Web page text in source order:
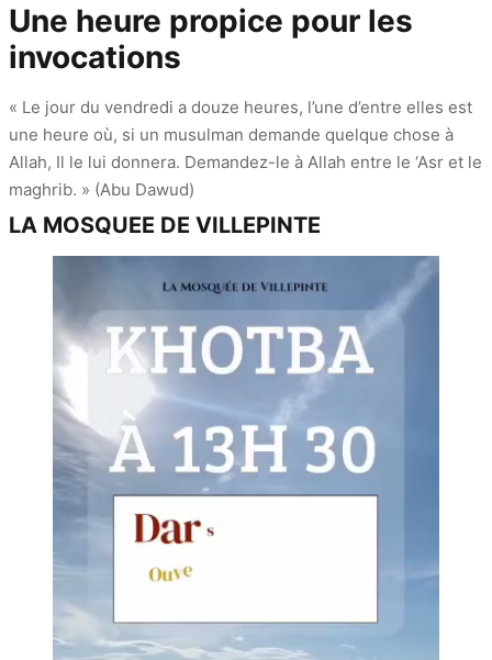
Une heure propice pour les
invocations
« Le jour du vendredi a douze heures, l’une d’entre elles est
une heure où, si un musulman demande quelque chose à
Allah, Il le lui donnera. Demandez-le à Allah entre le ‘Asr et le
maghrib. » (Abu Dawud)
LA MOSQUEE DE VILLEPINTE